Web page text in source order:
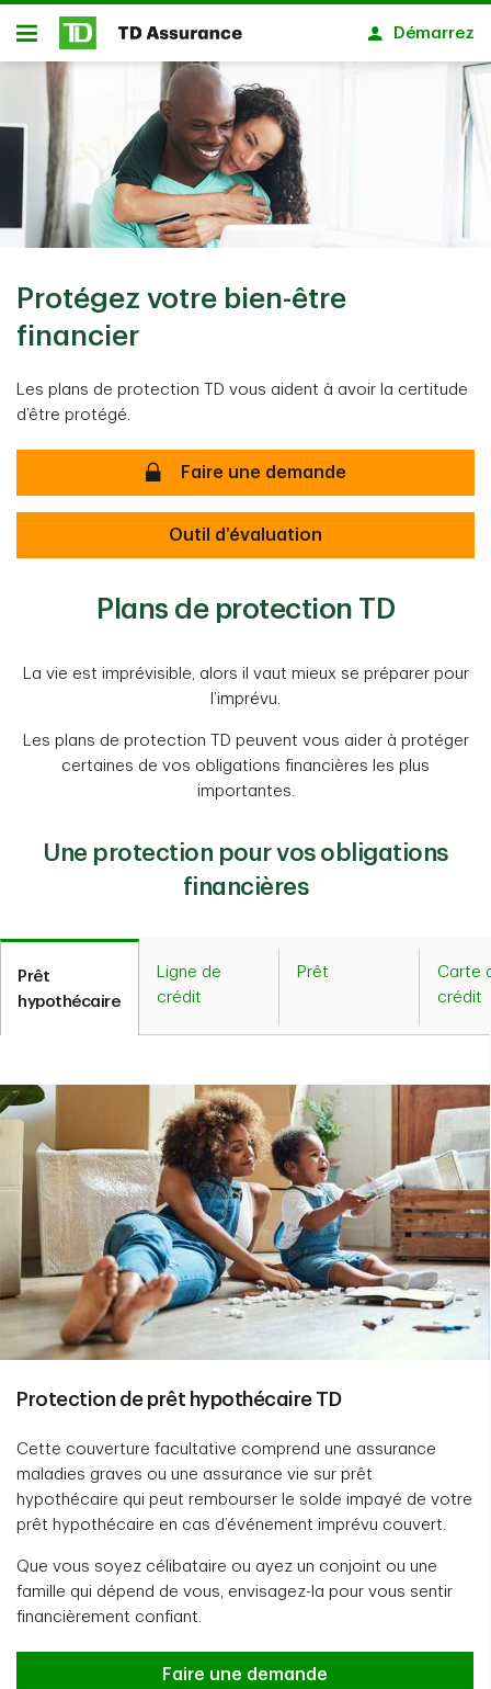
Passer au contenu principal
Ouvert
Démarrez
Protégez votre bien-être
financier
Les plans de protection TD vous aident à avoir la certitude
d’être protégé.
Faire une demande
Outil d’évaluation
Plans de protection TD
La vie est imprévisible, alors il vaut mieux se préparer pour
l’imprévu.
Les plans de protection TD peuvent vous aider à protéger
certaines de vos obligations financières les plus
importantes.
Une protection pour vos obligations
financières
Prêt
hypothécaire
Ligne de
crédit
Prêt
Carte
crédit
Protection de prêt hypothécaire TD
Cette couverture facultative comprend une assurance
maladies graves ou une assurance vie sur prêt
hypothécaire qui peut rembourser le solde impayé de votre
prêt hypothécaire en cas d’événement imprévu couvert.
Que vous soyez célibataire ou ayez un conjoint ou une
famille qui dépend de vous, envisagez-la pour vous sentir
financièrement confiant.
Faire une demande